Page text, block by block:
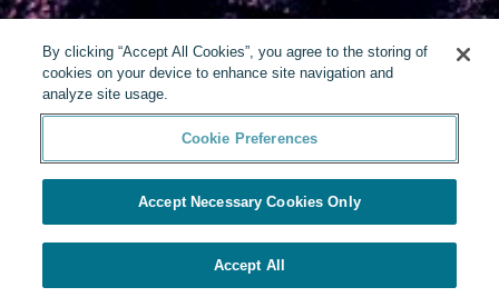
By clicking “Accept All Cookies”, you agree to the storing of
cookies on your device to enhance site navigation and
analyze site usage.
Cookie Preferences
Accept Necessary Cookies Only
Accept All